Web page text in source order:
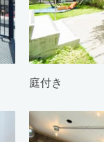
庭付き